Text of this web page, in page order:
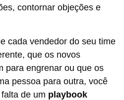
contornar objeções e
cada vendedor do seu time
que os novos
para engrenar ou que os
pessoa para outra, você
de um playbook